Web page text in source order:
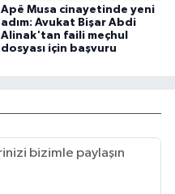
Apê Musa cinayetinde yeni
adım: Avukat Bişar Abdi
Alinak'tan faili meçhul
dosyası için başvuru